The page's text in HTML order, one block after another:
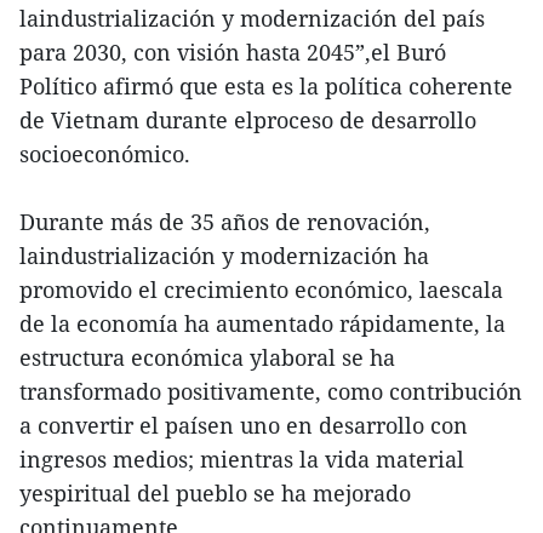
laindustrialización y modernización del país
para 2030, con visión hasta 2045”,el Buró
Político afirmó que esta es la política coherente
de Vietnam durante elproceso de desarrollo
socioeconómico.
Durante más de 35 años de renovación,
laindustrialización y modernización ha
promovido el crecimiento económico, laescala
de la economía ha aumentado rápidamente, la
estructura económica ylaboral se ha
transformado positivamente, como contribución
a convertir el paísen uno en desarrollo con
ingresos medios; mientras la vida material
yespiritual del pueblo se ha mejorado
continuamente.